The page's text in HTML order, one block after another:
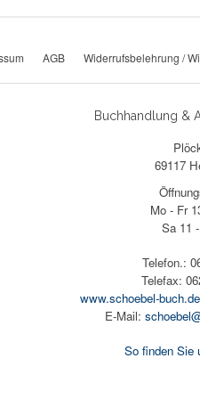
AGB Widerrufsbelehrung /
Buchhandlung &
69117
Mo - Fr
Sa 11
Telefon.:
Telefax:
www.schoebel-buch.de
E-Mail:
So finden Sie